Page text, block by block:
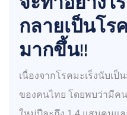
กลายเป็นโร
มากขึ้น!!
เนื่องจากโรคมะเร็งนับเ
ของคนไทย โดยพบว่ามีค